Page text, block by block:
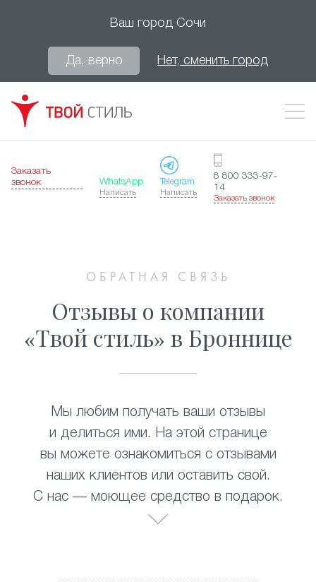
Ваш город Сочи
Да, верно Нет, сменить город
Заказать
звонок
WhatsApp
Написать
Telegram
Написать
8 800 333-97-
14
Заказать звонок
ОБРАТНАЯ СВЯЗЬ
Отзывы о компании
«Твой стиль» в Броннице
Мы любим получать ваши отзывы
и делиться ими. На этой странице
вы можете ознакомиться с отзывами
наших клиентов или оставить свой.
С нас — моющее средство в подарок.